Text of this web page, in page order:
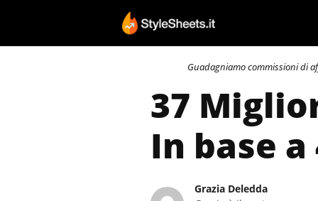
contenuto
Guadagniamo commissioni di
37
In base
Grazia Deledda